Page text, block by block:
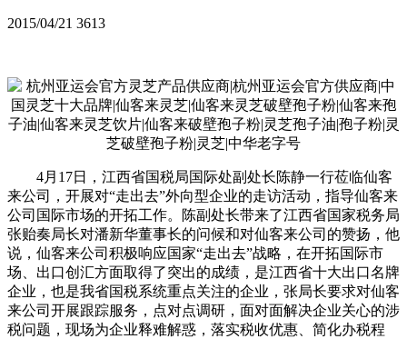
2015/04/21 3613
4月17日，江西省国税局国际处副处长陈静一行莅临仙客
来公司，开展对“走出去”外向型企业的走访活动，指导仙客来
公司国际市场的开拓工作。陈副处长带来了江西省国家税务局
张贻奏局长对潘新华董事长的问候和对仙客来公司的赞扬，他
说，仙客来公司积极响应国家“走出去”战略，在开拓国际市
场、出口创汇方面取得了突出的成绩，是江西省十大出口名牌
企业，也是我省国税系统重点关注的企业，张局长要求对仙客
来公司开展跟踪服务，点对点调研，面对面解决企业关心的涉
税问题，现场为企业释难解惑，落实税收优惠、简化办税程